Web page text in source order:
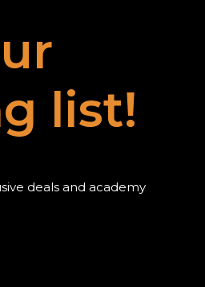
list!
deals and academy